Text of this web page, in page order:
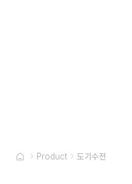
Product 도기수전